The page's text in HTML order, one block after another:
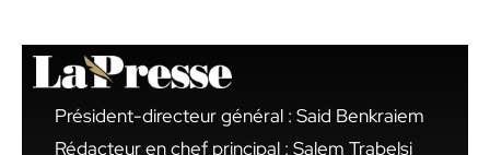
Président-directeur général : Said Benkraiem
Rédacteur en chef principal : Salem Trabelsi